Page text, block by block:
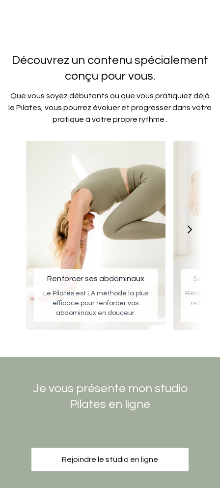
Découvrez un contenu spécialement
conçu pour vous.
Que vous soyez débutants ou que vous pratiquiez déjà
le Pilates, vous pourrez évoluer et progresser dans votre
pratique à votre propre rythme .
Renforcer ses abdominaux
Le Pilates est LA méthode la plus
efficace pour renforcer vos
abdominaux en douceur.
Je vous présente mon studio
Pilates en ligne
Rejoindre le studio en ligne